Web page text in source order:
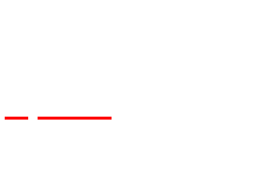
Flpa.ro